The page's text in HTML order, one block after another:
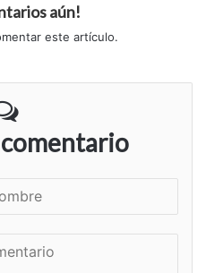
aún!
este artículo.